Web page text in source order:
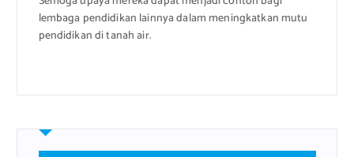
lembaga pendidikan lainnya dalam meningkatkan mutu
pendidikan di tanah air.